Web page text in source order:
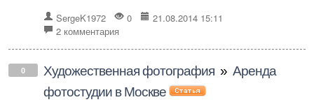
SergeK1972 0
21.08.2014 15:11
2 комментария
0 Художественная фотография » Аренда
фотостудии в Москве